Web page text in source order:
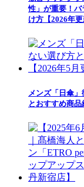
性」が重要！
け方【2026年更
メンズ「日傘
とおすすめ商品